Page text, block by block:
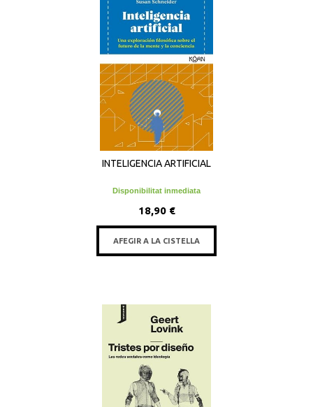
INTELIGENCIA ARTIFICIAL
Disponibilitat inmediata
18,90 €
AFEGIR A LA CISTELLA